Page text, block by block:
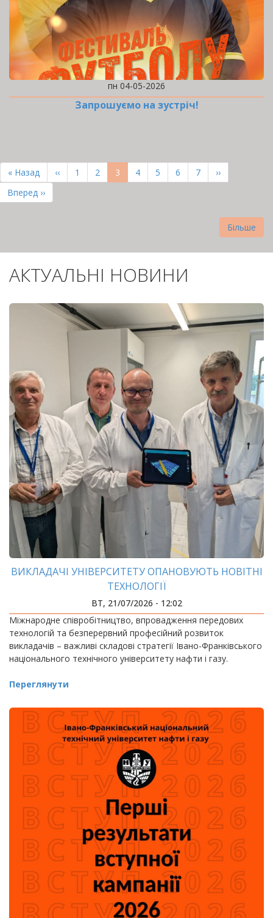
пн 04-05-2026
Запрошуємо на зустріч!
НА
СТОРІНКИ
Перша
сторінка
« Назад
Попередня
сторінка
‹‹ Page
1 Page
2
Поточна
сторінка
3 Page
4 Page
5 Page
6 Page
7
Наступна
сторінка
››
Остання
сторінка
Вперед ››
Більше
АКТУАЛЬНІ НОВИНИ
ВИКЛАДАЧІ УНІВЕРСИТЕТУ ОПАНОВУЮТЬ НОВІТНІ
ТЕХНОЛОГІЇ
ВТ, 21/07/2026 - 12:02
Міжнародне співробітництво, впровадження передових
технологій та безперервний професійний розвиток
викладачів – важливі складові стратегії Івано-Франківського
національного технічного університету нафти і газу.
Переглянути